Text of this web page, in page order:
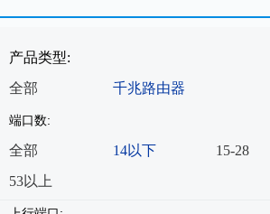
产品类型:
全部
千兆路由器
端口数:
全部 14以下 15-28
53以上